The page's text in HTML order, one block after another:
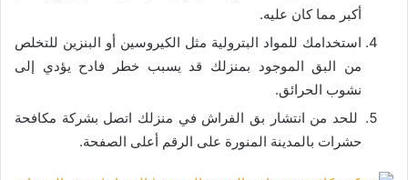
أكبر مما كان عليه.
استخدامك للمواد البترولية مثل الكيروسين أو البنزين للتخلص
من البق الموجود بمنزلك قد يسبب خطر فادح يؤدي إلى
نشوب الحرائق.
للحد من انتشار بق الفراش في منزلك اتصل بشركة مكافحة
حشرات بالمدينة المنورة على الرقم أعلى الصفحة.